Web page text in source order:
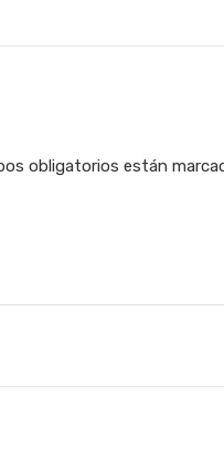
obligatorios están